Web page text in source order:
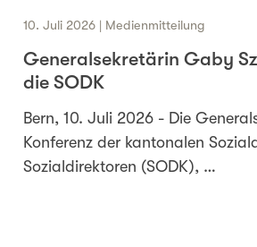
10. Juli 2026 | Medienmitteilung
Generalsekretärin Gaby
die SODK
Bern, 10. Juli 2026 - Die
Konferenz der kantonalen
Sozialdirektoren (SODK), …